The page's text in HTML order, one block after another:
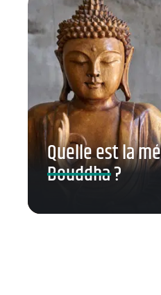
Quelle est la
Bouddha ?